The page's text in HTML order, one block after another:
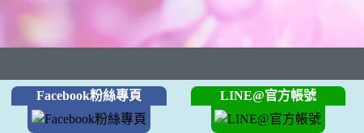
Facebook粉絲專頁 LINE@官方帳號